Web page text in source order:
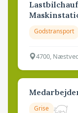
Godstransport
4700,
Grise